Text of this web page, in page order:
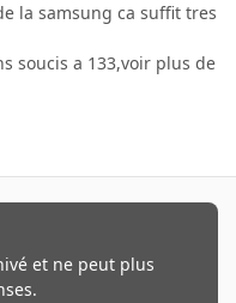
la samsung ca suffit tres
soucis a 133,voir plus de
et ne peut plus